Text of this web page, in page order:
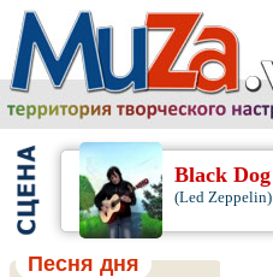
Black Dog
(Led Zeppelin)
Песня дня